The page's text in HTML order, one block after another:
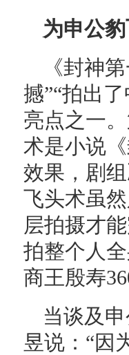
为申公
《封神
撼”“拍出
亮点之一
术是小说
效果，剧
飞头术虽
层拍摄才
拍整个人
商王殷寿
当谈及
昱说：“因